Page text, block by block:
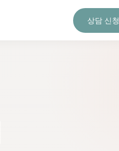
상담 신청